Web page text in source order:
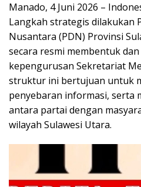
Manado, 4 Juni 2026 –
Langkah strategis dilakukan
Nusantara (PDN) Provinsi
secara resmi membentuk
kepengurusan Sekretariat
struktur ini bertujuan untuk
penyebaran informasi, serta
antara partai dengan
wilayah Sulawesi Utara.